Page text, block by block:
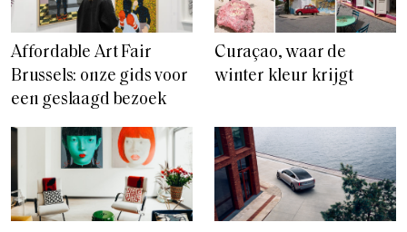
Affordable Art Fair
Brussels: onze gids voor
een geslaagd bezoek
Curaçao, waar de
winter kleur krijgt